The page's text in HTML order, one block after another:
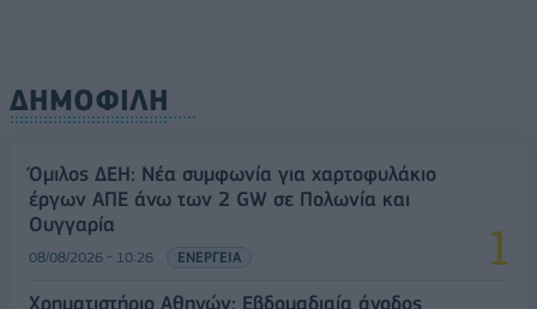
ΔΗΜΟΦΙΛΗ
Όμιλος ΔΕΗ: Νέα συμφωνία για χαρτοφυλάκιο
έργων ΑΠΕ άνω των 2 GW σε Πολωνία και
Ουγγαρία
08/08/2026 - 10:26 ΕΝΕΡΓΕΙΑ
Χρηματιστήριο Αθηνών: Εβδομαδιαία άνοδος